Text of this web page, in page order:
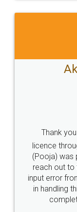
online
most of
preparation
preparing
the comfort
visit to my
eliminating
for the